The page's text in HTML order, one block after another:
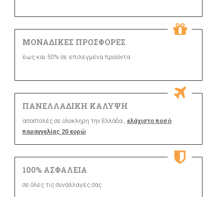
ΜΟΝΑΔΙΚΕΣ ΠΡΟΣΦΟΡΕΣ
έως και 50% σε επιλεγμένα προϊόντα
ΠΑΝΕΛΛΑΔΙΚΗ ΚΑΛΥΨΗ
αποστολές σε ολοκληρη την Ελλάδα , ελάχιστο ποσό
παραγγελίας 20 ευρώ
100% ΑΣΦΑΛΕΙΑ
σε όλες τις συναλλαγές σας